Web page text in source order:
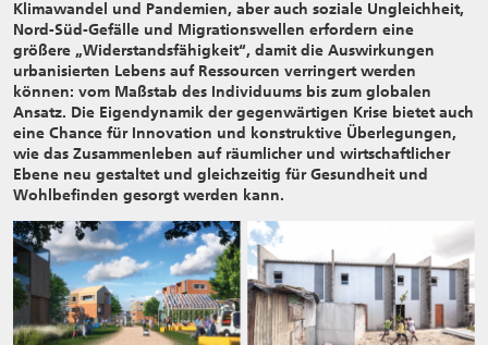
Klimawandel und Pandemien, aber auch soziale Ungleichheit,
Nord-Süd-Gefälle und Migrationswellen erfordern eine
größere „Widerstandsfähigkeit“, damit die Auswirkungen
urbanisierten Lebens auf Ressourcen verringert werden
können: vom Maßstab des Individuums bis zum globalen
Ansatz. Die Eigendynamik der gegenwärtigen Krise bietet auch
eine Chance für Innovation und konstruktive Überlegungen,
wie das Zusammenleben auf räumlicher und wirtschaftlicher
Ebene neu gestaltet und gleichzeitig für Gesundheit und
Wohlbefinden gesorgt werden kann.